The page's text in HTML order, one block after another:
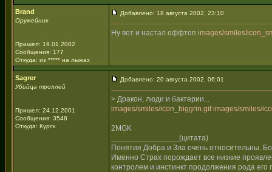
Brand
Оружейник
Пришел: 19.01.2002
Сообщения: 177
Откуда: из ***** на лыжах
Добавлено: 18 августа 2002, 23:10
Ну вот и настал оффтоп images/smiles/
Sagrer
Убийца троллей
Пришел: 24.12.2001
Сообщения: 3548
Откуда: Курск
Добавлено: 20 августа 2002, 06:01
> Дракон, люди и бактерии...
images/smiles/icon_biggrin.gif images/smiles/
2MGK
________________(цитата)
Понятия Добра и Зла очень относительны.
Именно Страх порождает все низкие
контролем и инстинкт продолжения рода